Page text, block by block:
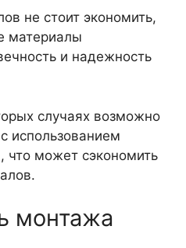
не стоит экономить,
материалы
и надежность
случаях возможно
использованием
что может сэкономить
монтажа